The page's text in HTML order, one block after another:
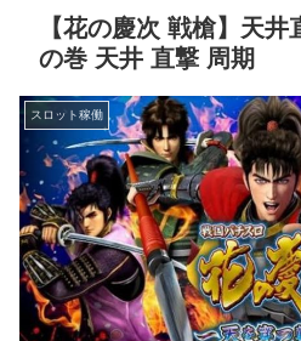
【花の慶次 戦槍】天
の巻 天井 直撃 周期
スロット稼働